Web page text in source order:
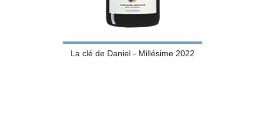
La clé de Daniel - Millésime 2022